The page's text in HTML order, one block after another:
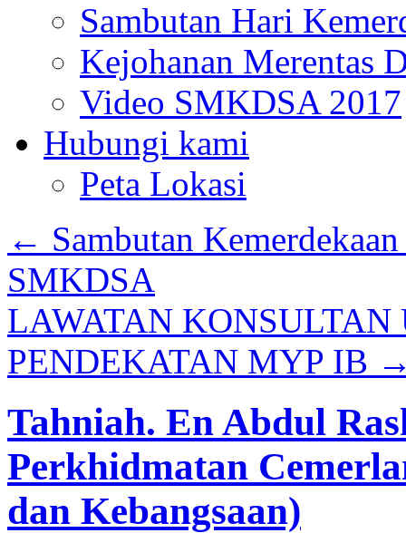
Sambutan Hari
Kejohanan Merentas
Video SMKDSA 2017
Hubungi kami
Peta Lokasi
← Sambutan
SMKDSA
LAWATAN
PENDEKATAN MYP IB
Tahniah. En Abdul
Perkhidmatan
dan Kebangsaan)